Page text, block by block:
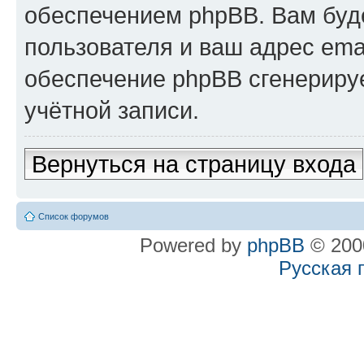
обеспечением phpBB. Вам
пользователя и ваш адрес
обеспечение phpBB
учётной записи.
Вернуться на страницу входа
Список форумов
Powered by phpBB ©
Русская